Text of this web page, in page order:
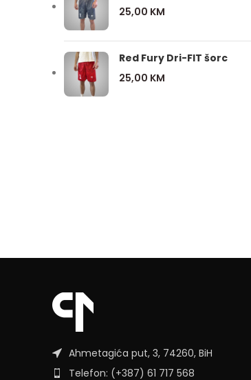
25,00 KM
Red Fury Dri-FIT šorc
25,00 KM
Ahmetagića put, 3, 74260, BiH
Telefon: (+387) 61 717 568